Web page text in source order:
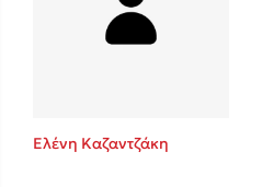
Φυστίκι ΠουΚυλάει
Sebastian Fitzek
Ελένη Καζαντζάκη